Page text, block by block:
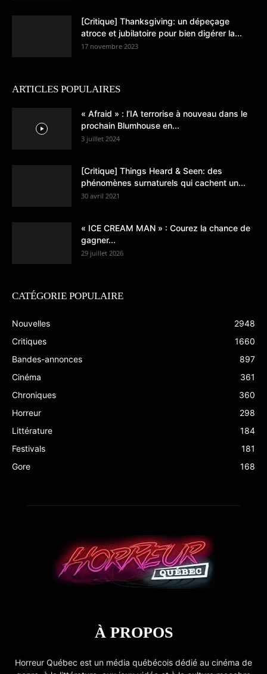
[Critique] Thanksgiving: un dépeçage
atroce et jubilatoire pour bien digérer la...
17 novembre 2023
ARTICLES POPULAIRES
« Afraid » : l’IA terrorise à nouveau dans le
prochain Blumhouse en...
3 juillet 2024
[Critique] Things Heard & Seen: des
phénomènes surnaturels qui cachent un...
30 avril 2021
« ICE CREAM MAN » : Courez la chance de
gagner...
29 juillet 2026
CATÉGORIE POPULAIRE
Nouvelles
2948
Critiques
1660
Bandes-annonces
897
Cinéma
361
Chroniques
360
Horreur
298
Littérature
184
Festivals
181
Gore
168
À PROPOS
Horreur Québec est un média québécois dédié au cinéma de